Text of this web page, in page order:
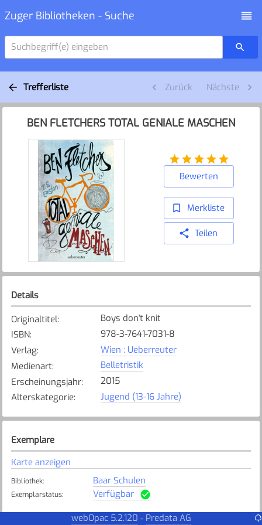
Zuger Bibliotheken - Suche
Suchbegriff(e) eingeben
Trefferliste Zurück Nächste
BEN FLETCHERS TOTAL GENIALE MASCHEN
Bewerten
Merkliste
Teilen
Details
Originaltitel:
Boys don't knit
ISBN:
978-3-7641-7031-8
Verlag:
Wien : Ueberreuter
Medienart:
Belletristik
Erscheinungsjahr:
2015
Alterskategorie: Jugend (13-16 Jahre)
Exemplare
Karte anzeigen
Bibliothek: Baar Schulen
Exemplarstatus: Verfügbar
Hünenberg
webOpac 5.2.120 - Predata AG